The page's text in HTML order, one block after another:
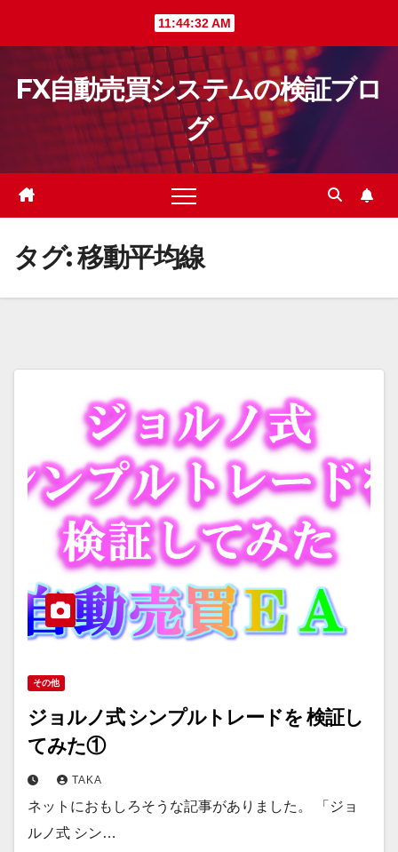
11:44:33 AM
FX自動売買システムの検証ブロ
グ
タグ:移動平均線
その他
ジョルノ式 シンプルトレードを 検証し
てみた①
TAKA
ネットにおもしろそうな記事がありました。 「ジョ
ルノ式 シン…